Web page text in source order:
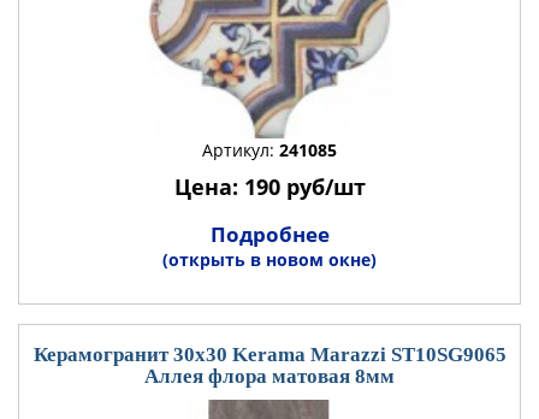
Артикул: 241085
Цена: 190 руб/шт
Подробнее
(открыть в новом окне)
Керамогранит 30x30 Kerama Marazzi ST10SG9065
Аллея флора матовая 8мм